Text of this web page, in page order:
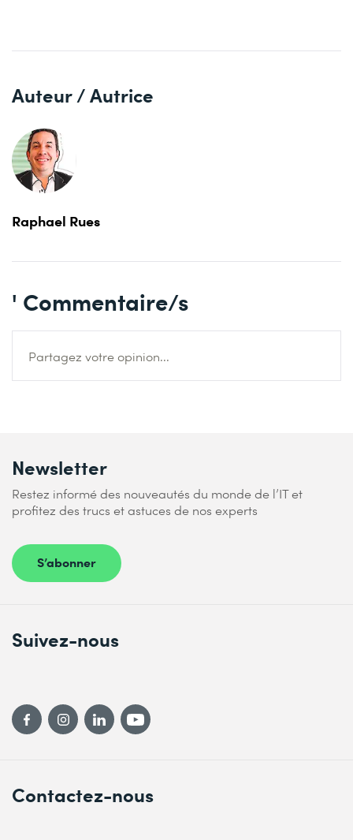
Auteur / Autrice
Raphael Rues
' Commentaire/s
Partagez votre opinion...
Newsletter
Restez informé des nouveautés du monde de l’IT et
profitez des trucs et astuces de nos experts
S’abonner
Contactez-nous
Suivez-nous